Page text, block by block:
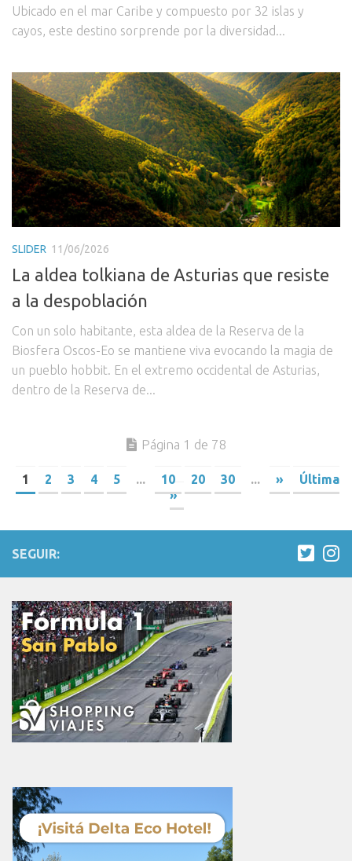
Ubicado en el mar Caribe y compuesto por 32 islas y
cayos, este destino sorprende por la diversidad...
SLIDER 11/06/2026
La aldea tolkiana de Asturias que resiste
a la despoblación
Con un solo habitante, esta aldea de la Reserva de la
Biosfera Oscos-Eo se mantiene viva evocando la magia de
un pueblo hobbit. En el extremo occidental de Asturias,
dentro de la Reserva de...
Página 1 de 78
1 2 3 4 5 ... 10 20 30 ... »
Última
»
SEGUIR: